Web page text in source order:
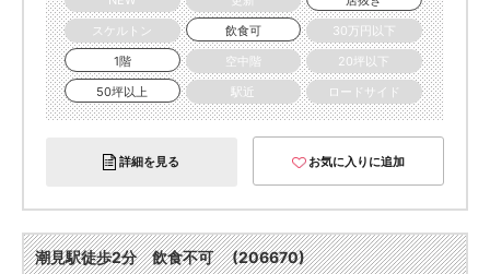
スケルトン
飲食可
30万円以下
1階
空中階
20坪以下
50坪以上
駅近 ロードサイド
詳細を見る お気に入りに追加
潮見駅徒歩2分 飲食不可 (206670)